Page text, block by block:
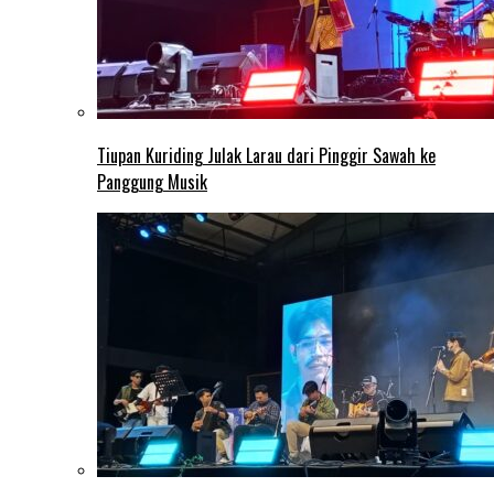
Tiupan Kuriding Julak Larau dari Pinggir Sawah ke
Panggung Musik